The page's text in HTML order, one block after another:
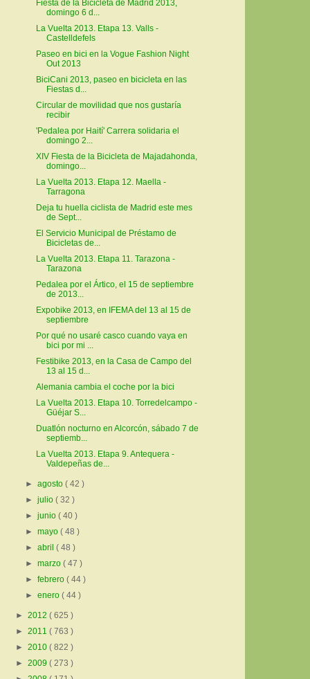
Fiesta de la Bicicleta de Madrid 2013,
domingo 6 d...
La Vuelta 2013. Etapa 13. Valls -
Castelldefels
Paseo en bici en la Vogue Fashion Night
Out 2013
BiciCani 2013, paseo en bicicleta en las
Fiestas d...
Circular de movilidad que nos gustaría
recibir
'Pedalea por Haití' Carrera solidaria el
domingo 2...
XIV Fiesta de la Bicicleta de Majadahonda,
domingo...
La Vuelta 2013. Etapa 12. Maella -
Tarragona
Deja tu huella ciclista de Madrid este mes
de Sept...
El Servicio Municipal de Préstamo de
Bicicletas de...
La Vuelta 2013. Etapa 11. Tarazona -
Tarazona
Pedalea por el Ártico, el 15 de septiembre
de 2013...
Expobike 2013, en IFEMA del 13 al 15 de
septiembre
Por qué no usaré casco cuando vaya en
bici por mi ...
Festibike 2013, en la Casa de Campo del
13 al 15 d...
Alemania cambia el coche por la bici
La Vuelta 2013. Etapa 10. Torredelcampo -
Güéjar S...
Duatlón nocturno en Alcorcón, sábado 7 de
septiemb...
La Vuelta 2013. Etapa 9. Antequera -
Valdepeñas de...
►agosto( 42 )
►julio( 32 )
►junio( 40 )
►mayo( 48 )
►abril( 48 )
►marzo( 47 )
►febrero( 44 )
►enero( 44 )
► 2012 ( 625 )
► 2011 ( 763 )
► 2010 ( 822 )
► 2009 ( 273 )